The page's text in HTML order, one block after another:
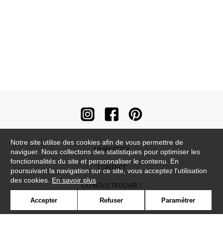
NEWSLETTER
CONTACT
OÙ NOUS TROUVER ?
CONTRACT
Notre site utilise des cookies afin de vous permettre de
naviguer. Nous collectons des statistiques pour optimiser les
fonctionnalités du site et personnaliser le contenu. En
poursuivant la navigation sur ce site, vous acceptez l'utilisation
des cookies. En savoir plus
Accepter Refuser Paramétrer